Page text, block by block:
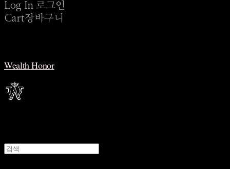
Log In 로그인
Cart장바구니
Wealth Honor